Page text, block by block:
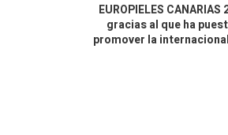
EUROPIELES
gracias al que ha
promover la